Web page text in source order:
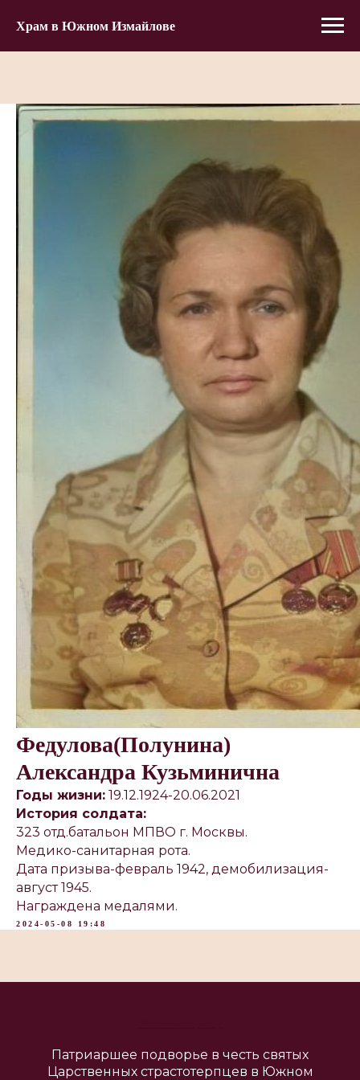
Храм в Южном Измайлове
Федулова(Полунина)
Александра Кузьминична
Годы жизни: 19.12.1924-20.06.2021
История солдата:
323 отд.батальон МПВО г. Москвы.
Медико-санитарная рота.
Дата призыва-февраль 1942, демобилизация-
август 1945.
Награждена медалями.
2024-05-08 19:48
Патриаршее подворье в честь святых
Царственных страстотерпцев в Южном